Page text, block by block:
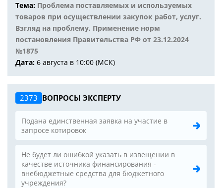
Тема: Проблема поставляемых и используемых
товаров при осуществлении закупок работ, услуг.
Взгляд на проблему. Применение норм
постановления Правительства РФ от 23.12.2024
№1875
Дата: 6 августа в 10:00 (МСК)
2373 ВОПРОСЫ ЭКСПЕРТУ
Подана единственная заявка на участие в
запросе котировок
Не будет ли ошибкой указать в извещении в
качестве источника финансирования -
внебюджетные средства для бюджетного
учреждения?